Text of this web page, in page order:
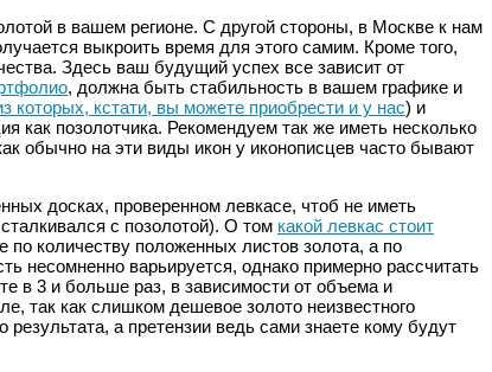
в вашем регионе. С другой стороны, в Москве к нам
выкроить время для этого самим. Кроме того,
Здесь ваш будущий успех все зависит от
, должна быть стабильность в вашем графике и
которых, кстати, вы можете приобрести и у нас) и
как позолотчика. Рекомендуем так же иметь несколько
обычно на эти виды икон у иконописцев часто бывают
досках, проверенном левкасе, чтоб не иметь
с позолотой). О том какой левкас стоит
количеству положенных листов золота, а по
несомненно варьируется, однако примерно рассчитать
в 3 и больше раз, в зависимости от объема и
так как слишком дешевое золото неизвестного
результата, а претензии ведь сами знаете кому будут